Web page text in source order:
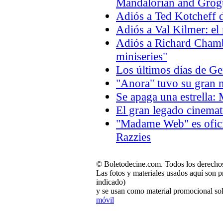
Adiós a Ted Kotcheff
Adiós a Val Kilmer: el
Adiós a Richard
miniseries"
Los últimos días de
"Anora" tuvo su gran
Se apaga una
El gran legado
"Madame Web" es
Razzies
© Boletodecine.com. Todos los
Las fotos y materiales usados aquí son
indicado)
y se usan como material promocional
móvil